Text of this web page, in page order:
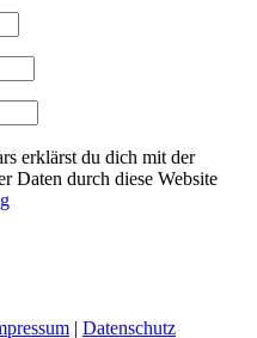
erklärst du dich mit der
Daten durch diese Website
| Datenschutz